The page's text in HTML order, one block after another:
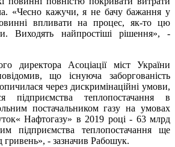
«Чесно кажучи, я не бачу бажання у
впливати на процес, як-то цю
Виходять найпростіші рішення», -
директора Асоціації міст України
що існуюча заборгованість
через дискримінаційні умови,
підприємства теплопостачання в
постачальником газу на умовах
Нафтогазу» в 2019 році - 63 млрд
підприємства теплопостачання ще
- зазначив Рабошук.